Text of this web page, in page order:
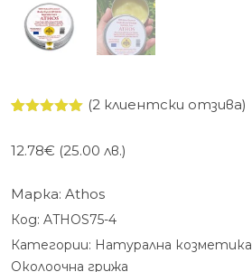
базирано
оценки
(2 клиентски отзива)
12.78€ (25.00 лв.)
Марка: Athos
Код: ATHOS75-4
Категории: Натурална козметика
Околоочна грижа